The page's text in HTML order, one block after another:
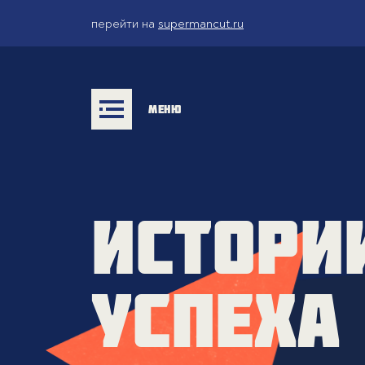
перейти на supermancut.ru
МЕНЮ
УСПЕХА